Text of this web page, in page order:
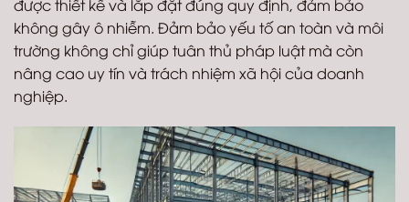
được thiết kế và lắp đặt đúng quy định, đảm bảo
không gây ô nhiễm. Đảm bảo yếu tố an toàn và môi
trường không chỉ giúp tuân thủ pháp luật mà còn
nâng cao uy tín và trách nhiệm xã hội của doanh
nghiệp.